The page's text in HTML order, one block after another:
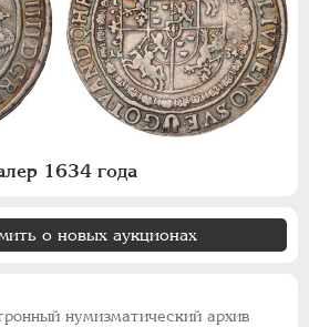
1634 года
о новых аукционах
нумизматический архив